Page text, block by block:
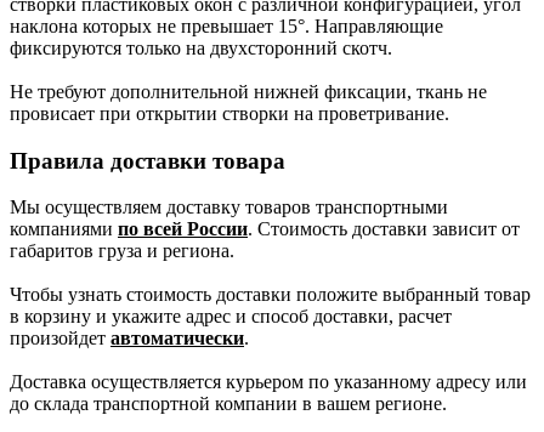
наклона которых не превышает 15°. Направляющие
фиксируются только на двухсторонний скотч.
Не требуют дополнительной нижней фиксации, ткань не
провисает при открытии створки на проветривание.
Правила доставки товара
Мы осуществляем доставку товаров транспортными
компаниями по всей России. Стоимость доставки зависит от
габаритов груза и региона.
Чтобы узнать стоимость доставки положите выбранный товар
в корзину и укажите адрес и способ доставки, расчет
произойдет автоматически.
Доставка осуществляется курьером по указанному адресу или
до склада транспортной компании в вашем регионе.